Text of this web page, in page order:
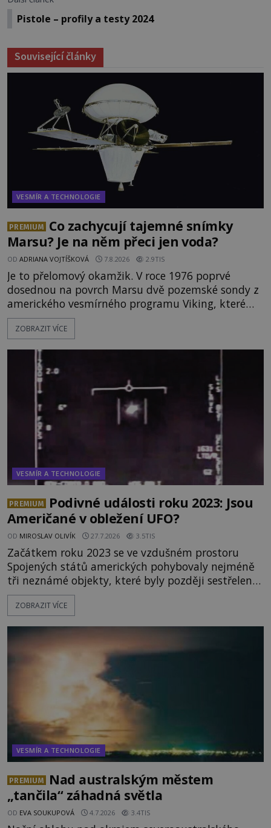
Pistole – profily a testy 2024
Související články
VESMÍR A TECHNOLOGIE
PREMIUM
Co zachycují tajemné snímky
Marsu? Je na něm přeci jen voda?
OD ADRIANA VOJTÍŠKOVÁ 7.8.2026 2.9TIS
Je to přelomový okamžik. V roce 1976 poprvé
dosednou na povrch Marsu dvě pozemské sondy z
amerického vesmírného programu Viking, které
jsou schopny pořídit fotografie záhadami
opředené rudé planety. Viking 1 zde zaznamená
zvané Cydonie totiž zachytí podivný útvar
připomínající lidskou tvář. NASA (Národní úřad
ZOBRAZIT VÍCE
VESMÍR A TECHNOLOGIE
PREMIUM
Podivné události roku 2023: Jsou
Američané v obležení UFO?
OD MIROSLAV OLIVÍK 27.7.2026 3.5TIS
Začátkem roku 2023 se ve vzdušném prostoru
Spojených států amerických pohybovaly nejméně
tři neznámé objekty, které byly později sestřeleny.
Do dnešních dnů nebyly trosky těchto létajících
těles objeveny. Je možné, že šlo o nějaké nové
mimozemského původu? Dne 4. února roku 2023
vydává
ZOBRAZIT VÍCE
VESMÍR A TECHNOLOGIE
PREMIUM
Nad australským městem
„tančila“ záhadná světla
OD EVA SOUKUPOVÁ 4.7.2026 3.4TIS